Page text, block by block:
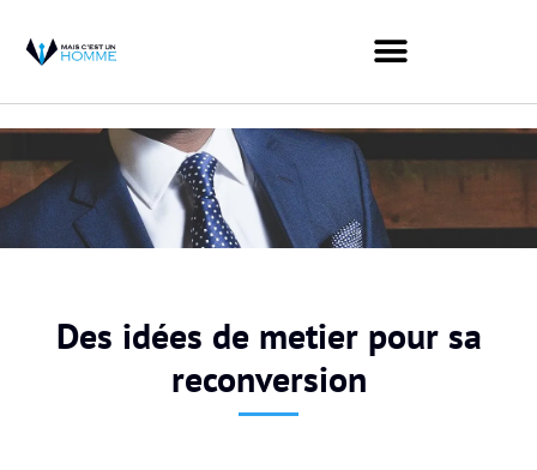
Des idées de metier pour sa
reconversion